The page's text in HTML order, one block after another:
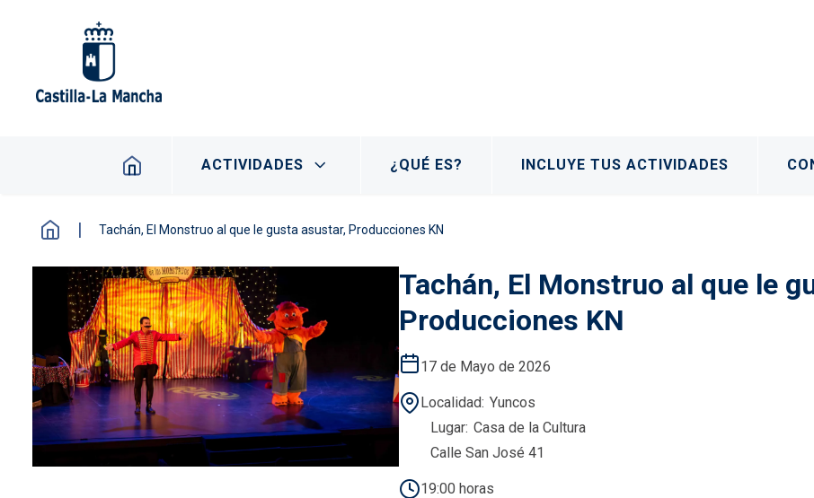
Navegación principal
ACTIVIDADES ¿QUÉ ES? INCLUYE TUS ACTIVIDADES
Tachán, El Monstruo al que le gusta asustar, Producciones KN
Tachán, El Monstruo al que le
Producciones KN
17 de Mayo de 2026
Localidad Yuncos
Lugar Casa de la Cultura
Calle San José 41
19:00 horas